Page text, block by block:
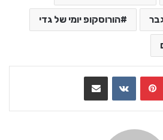
הורוסקופ יומי של גדי
VKontakte